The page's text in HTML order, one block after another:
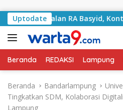
Uptodate
Jalan RA Basyid, Kontrak
Beranda REDAKSI Lampung
Beranda Bandarlampung
Tingkatkan SDM, Kolaborasi
Lampung